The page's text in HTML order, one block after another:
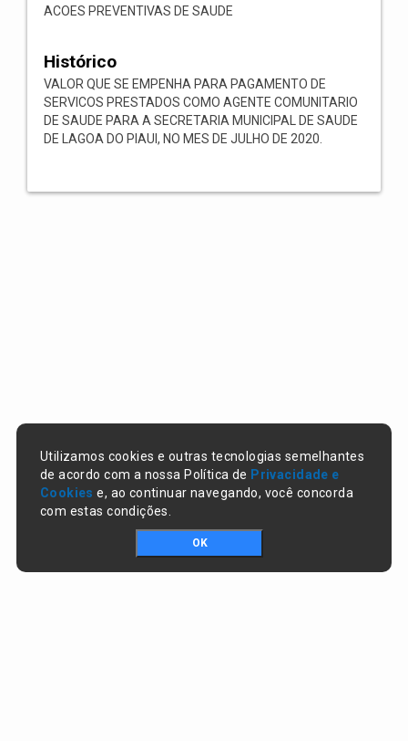
ACOES PREVENTIVAS DE SAUDE
Histórico
VALOR QUE SE EMPENHA PARA PAGAMENTO DE
SERVICOS PRESTADOS COMO AGENTE COMUNITARIO
DE SAUDE PARA A SECRETARIA MUNICIPAL DE SAUDE
DE LAGOA DO PIAUI, NO MES DE JULHO DE 2020.
Utilizamos cookies e outras tecnologias semelhantes
de acordo com a nossa Política de Privacidade e
Cookies e, ao continuar navegando, você concorda
com estas condições.
OK